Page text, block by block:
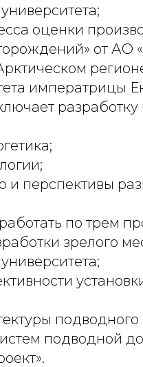
оценки
от АО
императрицы
и перспективы
по трем
зрелого
подводной